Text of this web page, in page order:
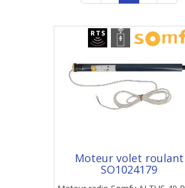
Moteur volet roulant
SO1024179